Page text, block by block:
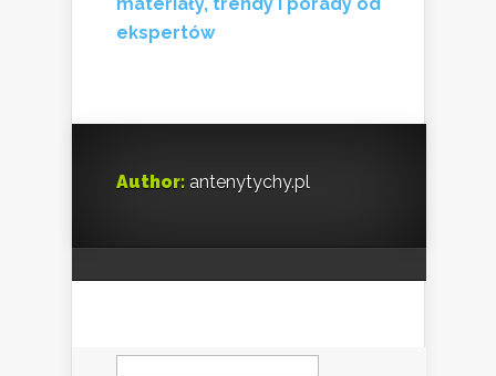
ekspertów
Author: antenytychy.pl
Szukaj: